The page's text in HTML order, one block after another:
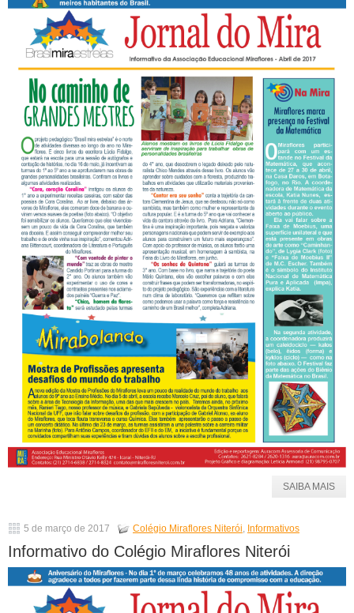
SAIBA MAIS
5 de março de 2017 Colégio Miraflores Niterói, Informativos
Informativo do Colégio Miraflores Niterói